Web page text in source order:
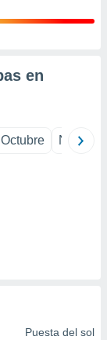
en
Octubre
Puesta del sol